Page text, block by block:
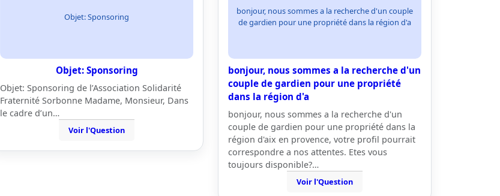
Objet: Sponsoring
Objet: Sponsoring
Objet: Sponsoring de l’Association Solidarité
Fraternité Sorbonne Madame, Monsieur, Dans
le cadre d’un…
Voir l'Question
bonjour, nous sommes a la recherche d'un couple
de gardien pour une propriété dans la région d'a
bonjour, nous sommes a la recherche d'un
couple de gardien pour une propriété
dans la région d'a
bonjour, nous sommes a la recherche d'un
couple de gardien pour une propriété dans la
région d'aix en provence, votre profil pourrait
correspondre a nos attentes. Etes vous
toujours disponible?…
Voir l'Question